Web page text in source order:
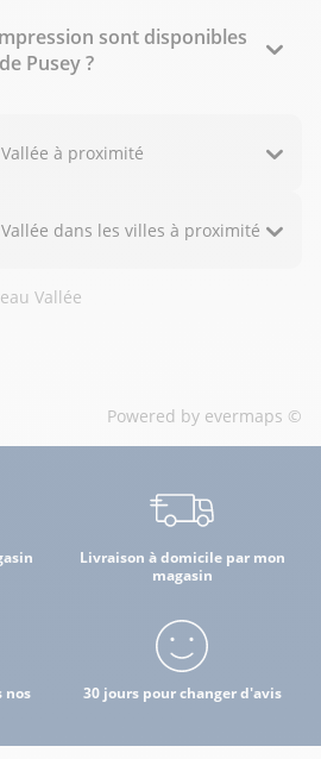
sont disponibles
Pusey ?
à proximité
dans les villes à proximité
Vallée
Powered by evermaps ©
Livraison à domicile par mon
magasin
nos
30 jours pour changer d'avis